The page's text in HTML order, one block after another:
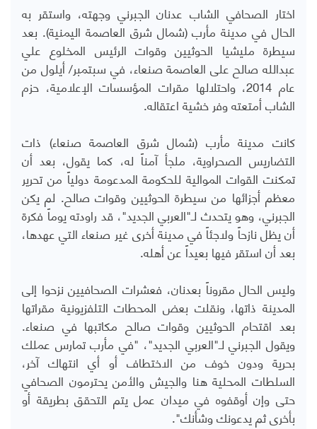
اختار الصحافي الشاب عدنان الجبرني وجهته، واستقر به
الحال في مدينة مأرب (شمال شرق العاصمة اليمنية). بعد
سيطرة مليشيا الحوثيين وقوات الرئيس المخلوع علي
عبدالله صالح على العاصمة صنعاء، في سبتمبر/ أيلول من
عام 2014، واحتلالها مقرات المؤسسات الإعلامية، حزم
الشاب أمتعته وفر خشية اعتقاله.
كانت مدينة مأرب (شمال شرق العاصمة صنعاء) ذات
التضاريس الصحراوية، ملجأ آمناً له، كما يقول، بعد أن
تمكنت القوات الموالية للحكومة المدعومة دولياً من تحرير
معظم أجزائها من سيطرة الحوثيين وقوات صالح. لم يكن
الجبرني، وهو يتحدث لـ"العربي الجديد"، قد راودته يوماً فكرة
أن يظل نازحاً ولاجئاً في مدينة أخرى غير صنعاء التي عهدها،
بعد أن استقر فيها بعيداً عن أهله.
وليس الحال مقروناً بعدنان، فعشرات الصحافيين نزحوا إلى
المدينة ذاتها، ونقلت بعض المحطات التلفزيونية مقراتها
بعد اقتحام الحوثيين وقوات صالح مكاتبها في صنعاء.
ويقول الجبرني لـ"العربي الجديد"، "في مأرب تمارس عملك
بحرية ودون خوف من الاختطاف أو أي انتهاك آخر،
السلطات المحلية هنا والجيش والأمن يحترمون الصحافي
حتى وإن أوقفوه في ميدان عمل يتم التحقق بطريقة أو
بأخرى ثم يدعونك وشأنك".